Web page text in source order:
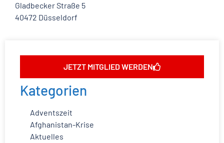
Gladbecker Straße 5
40472 Düsseldorf
JETZT MITGLIED WERDEN
Kategorien
Adventszeit
Afghanistan-Krise
Aktuelles